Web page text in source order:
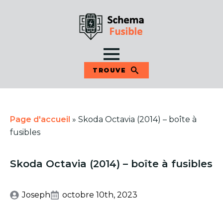
TROUVE
Page d'accueil » Skoda Octavia (2014) – boîte à
fusibles
Skoda Octavia (2014) – boîte à fusibles
Joseph octobre 10th, 2023